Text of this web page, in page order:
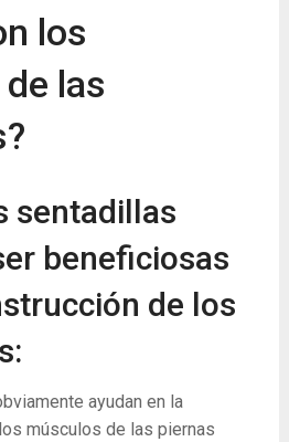
los
las
sentadillas
beneficiosas
de los
ayudan en la
músculos de las piernas